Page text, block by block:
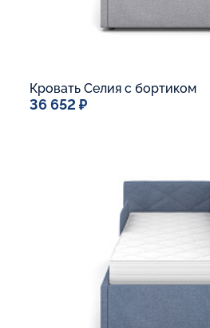
Кровать Селия с бортиком
36 652 ₽
В корзину